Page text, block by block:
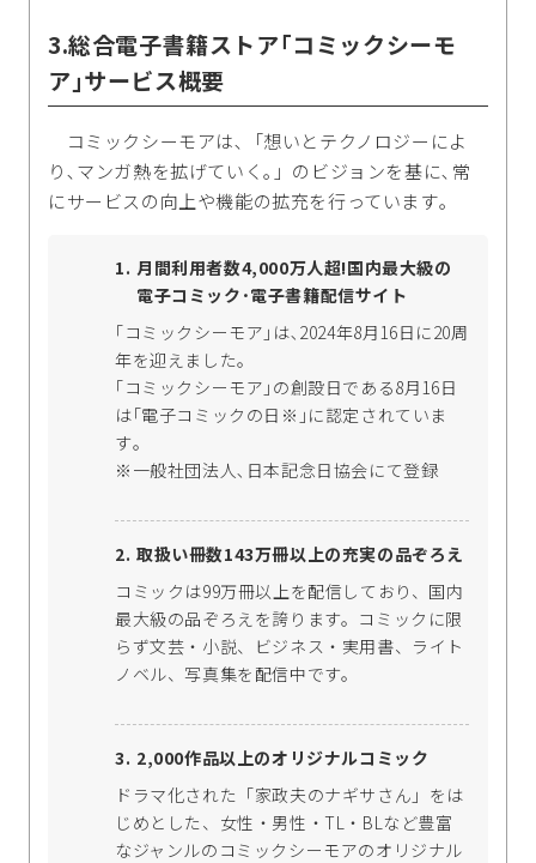
3.総合電子書籍ストア｢コミックシーモ
ア｣サービス概要
コミックシーモアは､「想いとテクノロジーによ
り､マンガ熱を拡げていく｡」のビジョンを基に､常
にサービスの向上や機能の拡充を行っています｡
月間利用者数4,000万人超!国内最大級の
電子コミック･電子書籍配信サイト
｢コミックシーモア｣は､2024年8月16日に20周
年を迎えました。
｢コミックシーモア｣の創設日である8月16日
は｢電子コミックの日※｣に認定されていま
す｡
※一般社団法人､日本記念日協会にて登録
取扱い冊数143万冊以上の充実の品ぞろえ
コミックは99万冊以上を配信しており、国内
最大級の品ぞろえを誇ります。コミックに限
らず文芸・小説、ビジネス・実用書、ライト
ノベル、写真集を配信中です。
2,000作品以上のオリジナルコミック
ドラマ化された「家政夫のナギサさん」をは
じめとした、女性・男性・TL・BLなど豊富
なジャンルのコミックシーモアのオリジナル